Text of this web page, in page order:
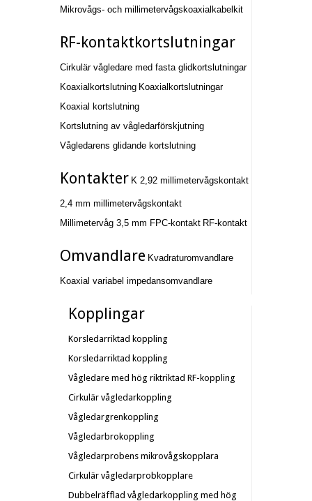
Mikrovågs- och millimetervågskoaxialkabelkit
RF-kontaktkortslutningar
Cirkulär vågledare med fasta glidkortslutningar
Koaxialkortslutning Koaxialkortslutningar
Koaxial kortslutning
Kortslutning av vågledarförskjutning
Vågledarens glidande kortslutning
Kontakter K 2,92 millimetervågskontakt
2,4 mm millimetervågskontakt
Millimetervåg 3,5 mm FPC-kontakt RF-kontakt
Omvandlare Kvadraturomvandlare
Koaxial variabel impedansomvandlare
Kopplingar
Korsledarriktad koppling
Korsledarriktad koppling
Vågledare med hög riktriktad RF-koppling
Cirkulär vågledarkoppling
Vågledargrenkoppling
Vågledarbrokoppling
Vågledarprobens mikrovågskopplara
Cirkulär vågledarprobkopplare
Dubbelräfflad vågledarkoppling med hög